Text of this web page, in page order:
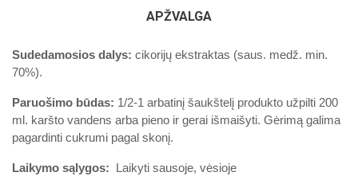
APŽVALGA
Sudedamosios dalys: cikorijų ekstraktas (saus. medž. min.
70%).
Paruošimo būdas: 1/2-1 arbatinį šaukštelį produkto užpilti 200
ml. karšto vandens arba pieno ir gerai išmaišyti. Gėrimą galima
pagardinti cukrumi pagal skonį.
Laikymo sąlygos: Laikyti sausoje, vėsioje